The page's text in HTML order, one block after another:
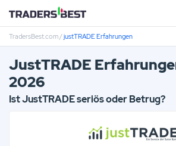
Pepperstone Erfahrungen
ARMO Broker Erfahrungen
Über Uns
Privacy & Cookie Policy
Kontakt
TradersBest.com/justTRADE Erfahrungen
JustTRADE
2026
Ist JustTRADE seriös oder Betrug?